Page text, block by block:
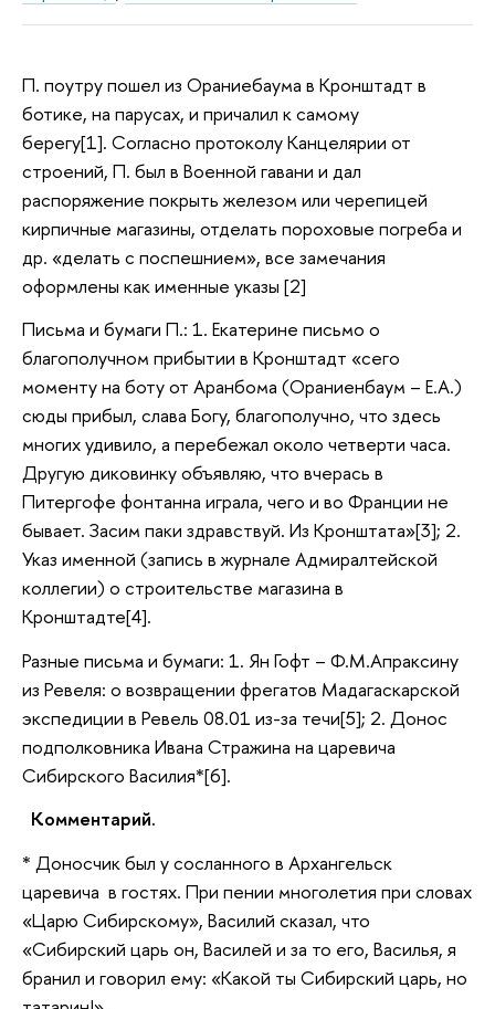
П. поутру пошел из Ораниебаума в Кронштадт в
ботике, на парусах, и причалил к самому
берегу[1]. Согласно протоколу Канцелярии от
строений, П. был в Военной гавани и дал
распоряжение покрыть железом или черепицей
кирпичные магазины, отделать пороховые погреба и
др. «делать с поспешнием», все замечания
оформлены как именные указы [2]
Письма и бумаги П.: 1. Екатерине письмо о
благополучном прибытии в Кронштадт «сего
моменту на боту от Аранбома (Ораниенбаум – Е.А.)
сюды прибыл, слава Богу, благополучно, что здесь
многих удивило, а перебежал около четверти часа.
Другую диковинку объявляю, что вчерась в
Питергофе фонтанна играла, чего и во Франции не
бывает. Засим паки здравствуй. Из Кронштата»[3]; 2.
Указ именной (запись в журнале Адмиралтейской
коллегии) о строительстве магазина в
Кронштадте[4].
Разные письма и бумаги: 1. Ян Гофт – Ф.М.Апраксину
из Ревеля: о возвращении фрегатов Мадагаскарской
экспедиции в Ревель 08.01 из-за течи[5]; 2. Донос
подполковника Ивана Стражина на царевича
Сибирского Василия*[6].
Комментарий.
* Доносчик был у сосланного в Архангельск
царевича в гостях. При пении многолетия при словах
«Царю Сибирскому», Василий сказал, что
«Сибирский царь он, Василей и за то его, Василья, я
бранил и говорил ему: «Какой ты Сибирский царь, но